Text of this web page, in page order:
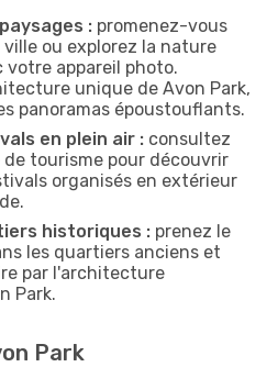
: promenez-vous
ville ou explorez la nature
appareil photo.
unique de Avon Park,
panoramas époustouflants.
en plein air : consultez
de tourisme pour découvrir
organisés en extérieur
historiques : prenez le
les quartiers anciens et
par l'architecture
Park.
Park